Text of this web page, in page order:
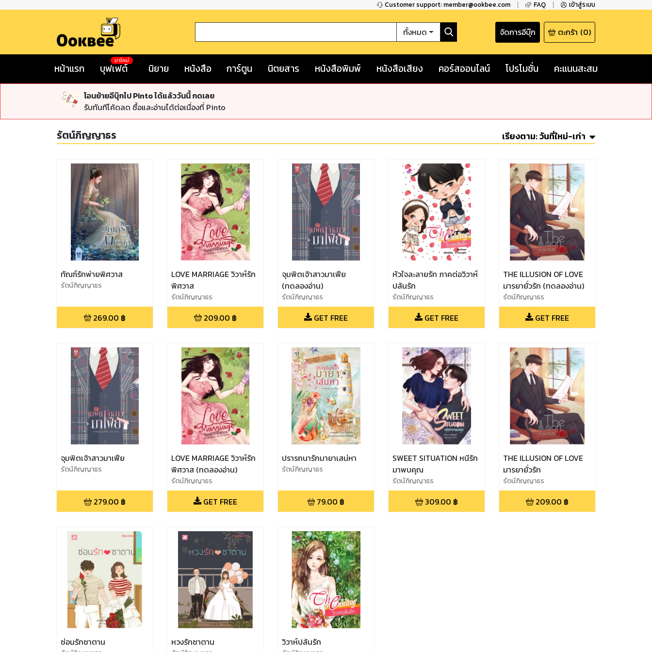
Customer support: member@ookbee.com FAQ เข้าสู่ระบบ
ทั้งหมด จัดการอีบุ๊ก ตะกร้า (0)
หน้าแรก บุฟเฟต์
มาใหม่
นิยาย หนังสือ การ์ตูน นิตยสาร หนังสือพิมพ์ หนังสือเสียง คอร์สออนไลน์ โปรโมชั่น คะแนนสะสม
โอนย้ายอีบุ๊กไป Pinto ได้แล้ววันนี้ กดเลย
รับทันทีโค้ดลด ซื้อและอ่านได้ต่อเนื่องที่ Pinto
รัตน์ภิญญาธร เรียงตาม:วันที่ใหม่-เก่า
ทัณฑ์รักพ่ายพิศวาส
รัตน์ภิญญาธร
269.00 ฿
LOVE MARRIAGE วิวาห์รัก
พิศวาส
รัตน์ภิญญาธร
209.00 ฿
จุมพิตเจ้าสาวมาเฟีย
(ทดลองอ่าน)
รัตน์ภิญญาธร
GET FREE
หัวใจละลายรัก ภาคต่อวิวาห์
ปล้นรัก
รัตน์ภิญญาธร
GET FREE
THE ILLUSION OF LOVE
มารยายั่วรัก (ทดลองอ่าน)
รัตน์ภิญญาธร
GET FREE
จุมพิตเจ้าสาวมาเฟีย
รัตน์ภิญญาธร
279.00 ฿
LOVE MARRIAGE วิวาห์รัก
พิศวาส (ทดลองอ่าน)
รัตน์ภิญญาธร
GET FREE
ปรารถนารักมายาเสน่หา
รัตน์ภิญญาธร
79.00 ฿
SWEET SITUATION หนีรัก
มาพบคุณ
รัตน์ภิญญาธร
309.00 ฿
THE ILLUSION OF LOVE
มารยายั่วรัก
รัตน์ภิญญาธร
209.00 ฿
ซ่อนรักซาตาน หวงรักซาตาน วิวาห์ปล้นรัก